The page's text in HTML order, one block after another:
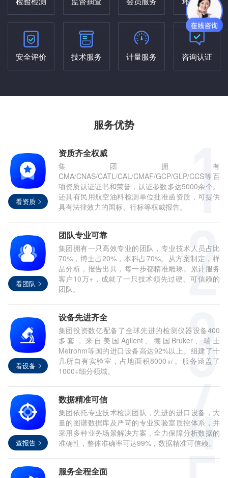
安全评价 技术服务 计量服务 咨询认证
服务优势
看资质
资质齐全权威
集团拥有
CMA/CNAS/CATL/CAL/CMAF/GCP/GLP/CCS等百
项资质认证证书和荣誉，认证参数多达5000余个。
还具有民用航空油料检测单位批准函资质，可提供
具有法律效力的国标、行标等权威报告。
看团队
团队专业可靠
集团拥有一只高效专业的团队，专业技术人员占比
70%，博士占20%，本科占70%。从方案制定，样
品分析，报告出具，每一步都精准雕琢。累计服务
客户10万+，成就了一只技术领先过硬、可信赖的
团队。
看设备
设备先进齐全
集团投资数亿配备了全球先进的检测仪器设备400
多套，来自美国Agilent、德国Bruker、瑞士
Metrohm等国的进口设备高达92%以上。组建了十
几所自有实验室，占地面积8000㎡。服务涵盖了
1000+细分领域。
查报告
数据精准可信
集团依托专业技术检测团队，先进的进口设备，大
量的图谱数据库及严苛的专业实验室质控体系，并
采用多种业务场景解决方案，全力保障分析数据的
准确性，整体准确率可达99%，数据精准可信赖。
服务全程全面